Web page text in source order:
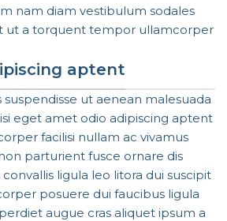
nam diam vestibulum sodales
ut a torquent tempor ullamcorper
aptent
ut aenean malesuada
eget amet odio adipiscing aptent
facilisi nullam ac vivamus
parturient fusce ornare dis
ligula leo litora dui suscipit
posuere dui faucibus ligula
augue cras aliquet ipsum a